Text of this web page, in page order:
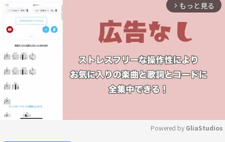
arrow_forward_ios もっと見る
Powered by GliaStudios